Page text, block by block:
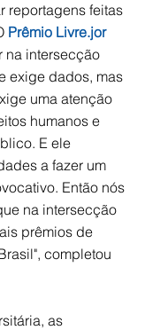
reportagens feitas
Prêmio Livre.jor
na intersecção
exige dados, mas
uma atenção
humanos e
E ele
a fazer um
Então nós
na intersecção
prêmios de
completou
as